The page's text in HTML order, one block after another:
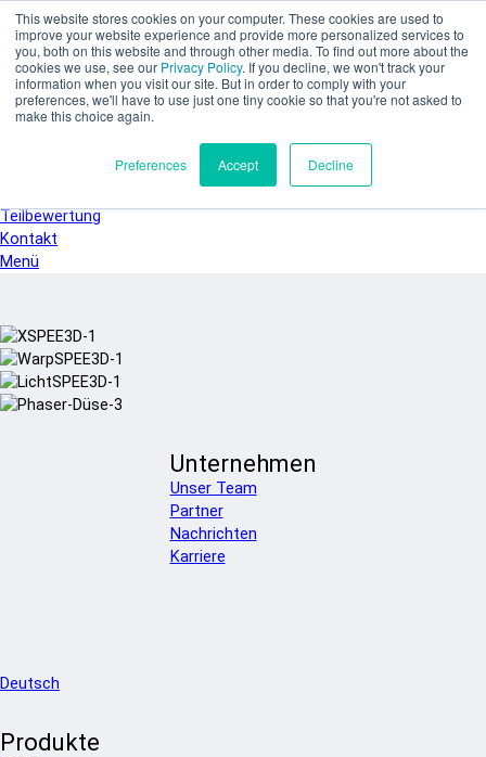
This website stores cookies on your computer. These cookies are used to
improve your website experience and provide more personalized services to
you, both on this website and through other media. To find out more about the
cookies we use, see our Privacy Policy. If you decline, we won't track your
information when you visit our site. But in order to comply with your
preferences, we'll have to use just one tiny cookie so that you're not asked to
make this choice again.
Preferences Accept Decline
Zum Hauptinhalt springen
SPEE3D
Deutsch
English
Español
Français
Teilbewertung
Kontakt
Menü
Unternehmen
Unser Team
Partner
Nachrichten
Karriere
Deutsch
Produkte